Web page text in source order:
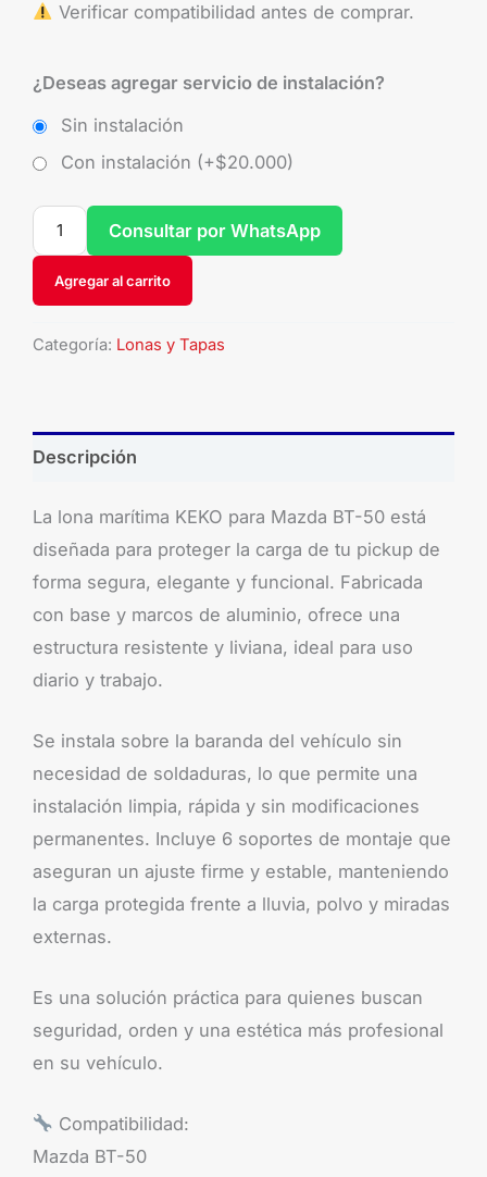
Verificar compatibilidad antes de comprar.
¿Deseas agregar servicio de instalación?
Sin instalación
Con instalación (+$20.000)
Agregar al carrito
Consultar por WhatsApp
Categoría: Lonas y Tapas
Descripción
La lona marítima KEKO para Mazda BT-50 está
diseñada para proteger la carga de tu pickup de
forma segura, elegante y funcional. Fabricada
con base y marcos de aluminio, ofrece una
estructura resistente y liviana, ideal para uso
diario y trabajo.
Se instala sobre la baranda del vehículo sin
necesidad de soldaduras, lo que permite una
instalación limpia, rápida y sin modificaciones
permanentes. Incluye 6 soportes de montaje que
aseguran un ajuste firme y estable, manteniendo
la carga protegida frente a lluvia, polvo y miradas
externas.
Es una solución práctica para quienes buscan
seguridad, orden y una estética más profesional
en su vehículo.
Compatibilidad:
Mazda BT-50